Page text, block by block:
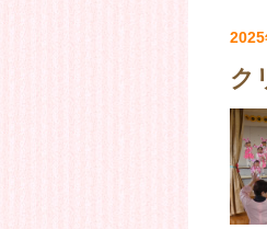
2025
ク